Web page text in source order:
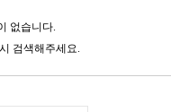
없습니다.
검색해주세요.